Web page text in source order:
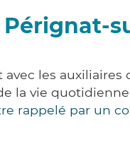
Pérignat-
les auxiliaires
la vie
rappelé par un